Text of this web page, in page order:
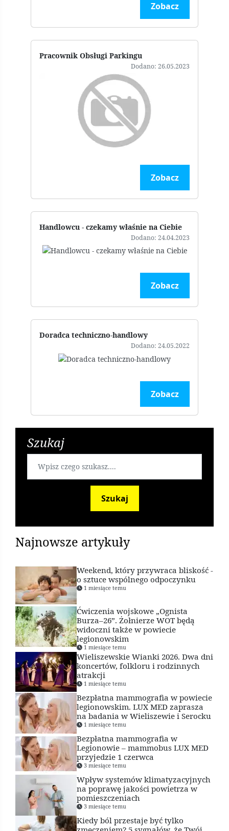
Zobacz
Pracownik Obsługi Parkingu
Dodano: 26.05.2023
Zobacz
Handlowcu - czekamy właśnie na Ciebie
Dodano: 24.04.2023
Zobacz
Doradca techniczno-handlowy
Dodano: 24.05.2022
Zobacz
Szukaj
Szukaj
Najnowsze artykuły
Weekend, który przywraca bliskość -
o sztuce wspólnego odpoczynku
1 miesiące temu
Ćwiczenia wojskowe „Ognista
Burza–26”. Żołnierze WOT będą
widoczni także w powiecie
legionowskim
1 miesiące temu
Wieliszewskie Wianki 2026. Dwa dni
koncertów, folkloru i rodzinnych
atrakcji
1 miesiące temu
Bezpłatna mammografia w powiecie
legionowskim. LUX MED zaprasza
na badania w Wieliszewie i Serocku
1 miesiące temu
Bezpłatna mammografia w
Legionowie – mammobus LUX MED
przyjedzie 1 czerwca
3 miesiące temu
Wpływ systemów klimatyzacyjnych
na poprawę jakości powietrza w
pomieszczeniach
3 miesiące temu
Kiedy ból przestaje być tylko